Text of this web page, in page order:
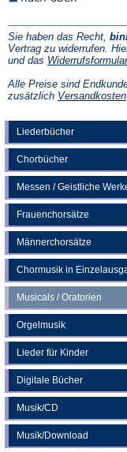
Liederbücher
Chorbücher
Messen / Geistliche
Frauenchorsätze
Männerchorsätze
Chormusik in
Musicals / Oratorien
Orgelmusik
Lieder für Kinder
Digitale Bücher
Musik/CD
Musik/Download
Sie haben das Recht,
Vertrag zu widerrufen.
und das Widerrufsformular
Alle Preise sind
zusätzlich Versandkosten